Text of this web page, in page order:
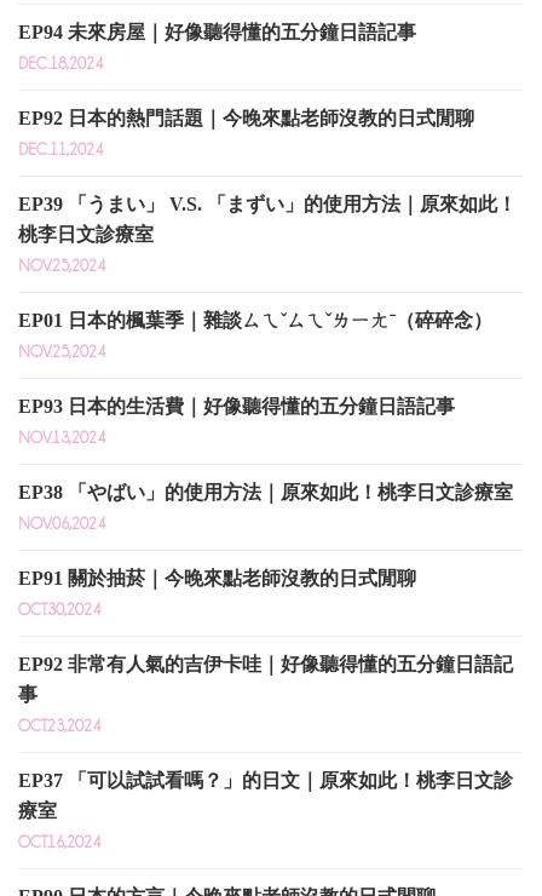
EP94 未來房屋｜好像聽得懂的五分鐘日語記事
DEC.18,2024
EP92 日本的熱門話題｜今晚來點老師沒教的日式閒聊
DEC.11,2024
EP39 「うまい」 V.S. 「まずい」的使用方法｜原來如此！
桃李日文診療室
NOV.25,2024
EP01 日本的楓葉季｜雜談ㄙㄟˇㄙㄟˇㄌㄧㄤˉ（碎碎念）
NOV.25,2024
EP93 日本的生活費｜好像聽得懂的五分鐘日語記事
NOV.13,2024
EP38 「やばい」的使用方法｜原來如此！桃李日文診療室
NOV.06,2024
EP91 關於抽菸｜今晚來點老師沒教的日式閒聊
OCT.30,2024
EP92 非常有人氣的吉伊卡哇｜好像聽得懂的五分鐘日語記
事
OCT.23,2024
EP37 「可以試試看嗎？」的日文｜原來如此！桃李日文診
療室
OCT.16,2024